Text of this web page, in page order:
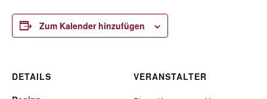
Zum Kalender hinzufügen
DETAILS
VERANSTALTER